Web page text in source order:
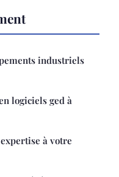
industriels
logiciels ged à
à votre